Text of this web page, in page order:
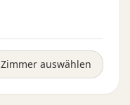
Zimmer auswählen